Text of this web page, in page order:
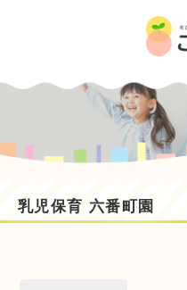
乳児保育 六番町園